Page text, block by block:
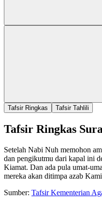
Tafsir Ringkas
Tafsir Tahlili
Tafsir Ringkas
Setelah Nabi Nuh memohon
dan pengikutmu dari kapal ini
Kiamat. Dan ada pula umat-
mereka akan ditimpa azab
Sumber: Tafsir Kementerian